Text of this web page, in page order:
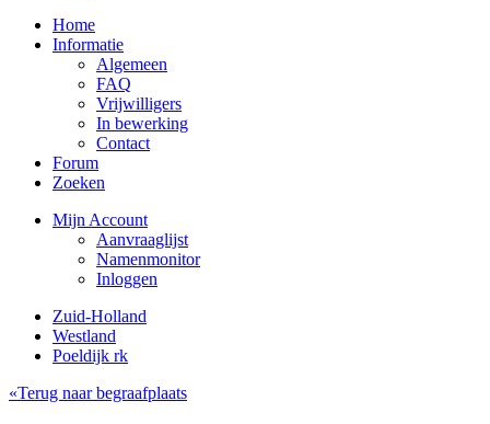
Home
Informatie
Algemeen
FAQ
Vrijwilligers
In bewerking
Contact
Forum
Zoeken
Mijn Account
Aanvraaglijst
Namenmonitor
Inloggen
Zuid-Holland
Westland
Poeldijk rk
«Terug naar begraafplaats